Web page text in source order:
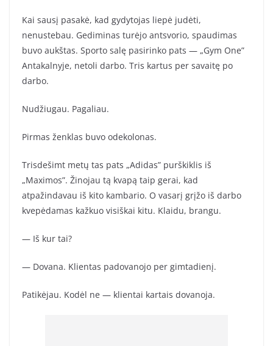
Kai sausį pasakė, kad gydytojas liepė judėti,
nenustebau. Gediminas turėjo antsvorio, spaudimas
buvo aukštas. Sporto salę pasirinko pats — „Gym One”
Antakalnyje, netoli darbo. Tris kartus per savaitę po
darbo.
Nudžiugau. Pagaliau.
Pirmas ženklas buvo odekolonas.
Trisdešimt metų tas pats „Adidas” purškiklis iš
„Maximos”. Žinojau tą kvapą taip gerai, kad
atpažindavau iš kito kambario. O vasarį grįžo iš darbo
kvepėdamas kažkuo visiškai kitu. Klaidu, brangu.
— Iš kur tai?
— Dovana. Klientas padovanojo per gimtadienį.
Patikėjau. Kodėl ne — klientai kartais dovanoja.